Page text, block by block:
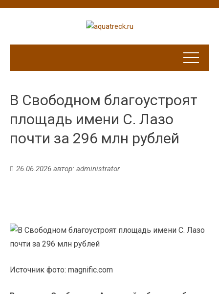
В Свободном благоустроят
площадь имени С. Лазо
почти за 296 млн рублей
26.06.2026 автор: administrator
Источник фото: magnific.com